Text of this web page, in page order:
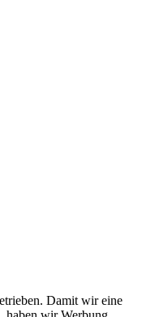
Damit wir eine